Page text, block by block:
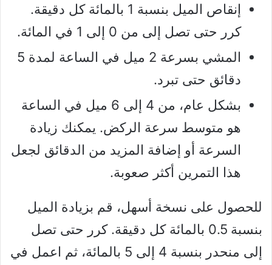
إنقاص الميل بنسبة 1 بالمائة كل دقيقة.
كرر حتى تصل إلى من 0 إلى 1 في المائة.
المشي بسرعة 2 ميل في الساعة لمدة 5
دقائق حتى تبرد.
بشكل عام، من 4 إلى 6 ميل في الساعة
هو متوسط ​​سرعة الركض. يمكنك زيادة
السرعة أو إضافة المزيد من الدقائق لجعل
هذا التمرين أكثر صعوبة.
للحصول على نسخة أسهل، قم بزيادة الميل
بنسبة 0.5 بالمائة كل دقيقة. كرر حتى تصل
إلى منحدر بنسبة 4 إلى 5 بالمائة، ثم اعمل في